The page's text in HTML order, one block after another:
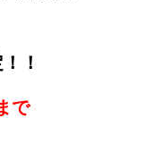
！
で